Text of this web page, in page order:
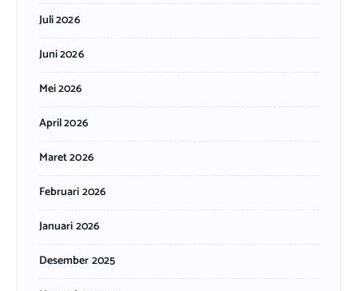
Juli 2026
Juni 2026
Mei 2026
April 2026
Maret 2026
Februari 2026
Januari 2026
Desember 2025